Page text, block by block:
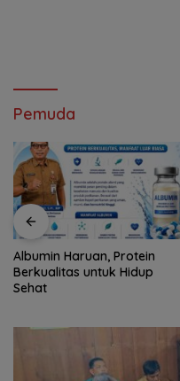
Pemuda
Jelang 17 Agustus, Calon
Paskibraka Banjarmasin
Dapat Pembekalan dari